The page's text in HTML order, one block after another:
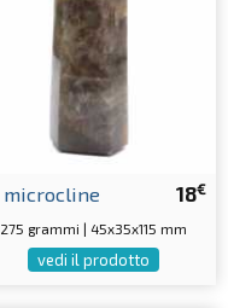
18€
microcline
275 grammi | 45x35x115 mm
vedi il prodotto